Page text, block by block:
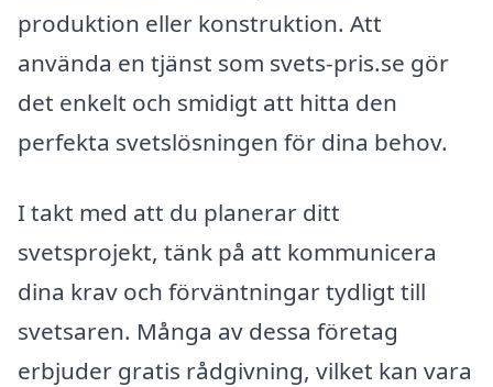
produktion eller konstruktion. Att
använda en tjänst som svets-pris.se gör
det enkelt och smidigt att hitta den
perfekta svetslösningen för dina behov.
I takt med att du planerar ditt
svetsprojekt, tänk på att kommunicera
dina krav och förväntningar tydligt till
svetsaren. Många av dessa företag
erbjuder gratis rådgivning, vilket kan vara